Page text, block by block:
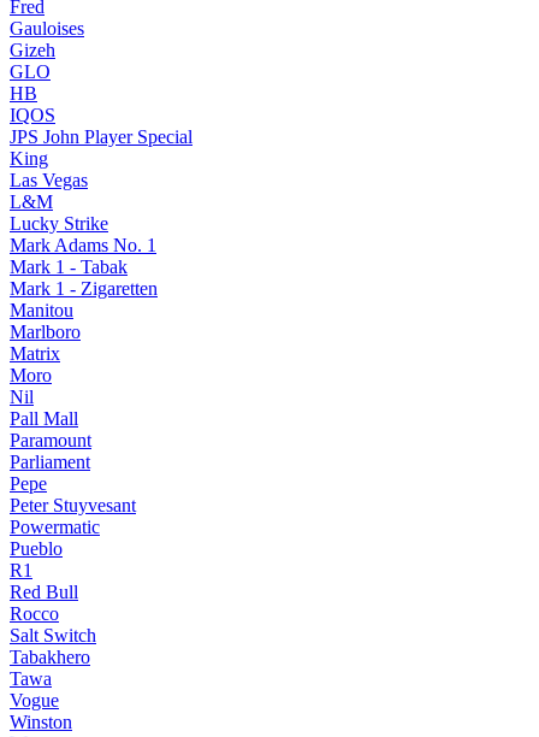
Fred
Gauloises
Gizeh
GLO
HB
IQOS
JPS John Player Special
King
Las Vegas
L&M
Lucky Strike
Mark Adams No. 1
Mark 1 - Tabak
Mark 1 - Zigaretten
Manitou
Marlboro
Matrix
Moro
Nil
Pall Mall
Paramount
Parliament
Pepe
Peter Stuyvesant
Powermatic
Pueblo
R1
Red Bull
Rocco
Salt Switch
Tabakhero
Tawa
Vogue
Winston